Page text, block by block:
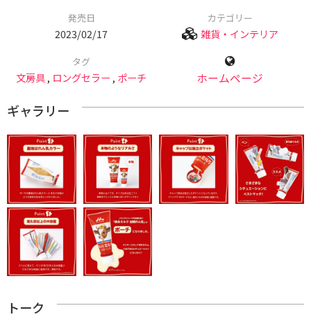
発売日
2023/02/17
カテゴリー
雑貨・インテリア
タグ
文房具, ロングセラー , ポーチ ホームページ
ギャラリー
トーク